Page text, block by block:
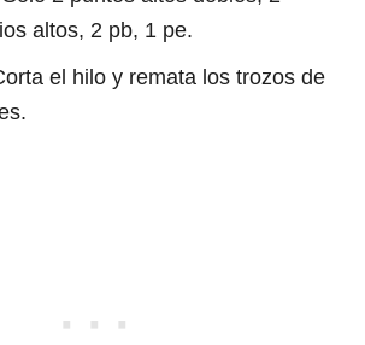
altos, 2 pb, 1 pe.
el hilo y remata los trozos de